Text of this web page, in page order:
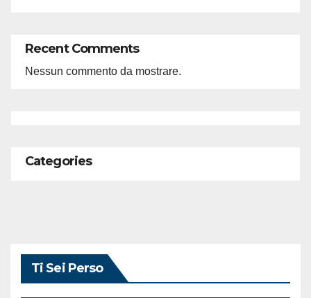
Recent Comments
Nessun commento da mostrare.
Categories
Ti Sei Perso